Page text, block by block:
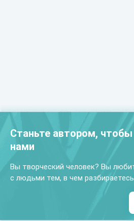
Станьте автором,
нами
Вы творческий человек? Вы
с людьми тем, в чем